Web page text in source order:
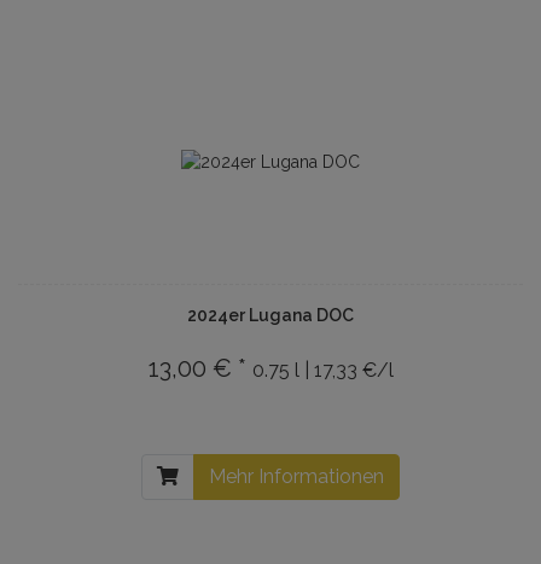
2024er Lugana DOC
13,00 € * 0.75 l | 17,33 €/l
Mehr Informationen